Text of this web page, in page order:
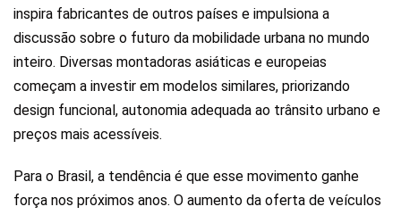
inspira fabricantes de outros países e impulsiona a
discussão sobre o futuro da mobilidade urbana no mundo
inteiro. Diversas montadoras asiáticas e europeias
começam a investir em modelos similares, priorizando
design funcional, autonomia adequada ao trânsito urbano e
preços mais acessíveis.
Para o Brasil, a tendência é que esse movimento ganhe
força nos próximos anos. O aumento da oferta de veículos